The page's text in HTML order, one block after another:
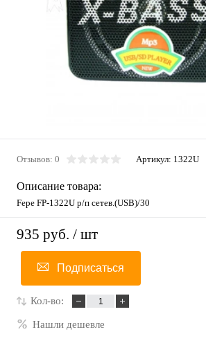
Отзывов: 0 Артикул: 1322U
Описание товара:
Fepe FP-1322U р/п сетев.(USB)/30
935 руб. / шт
Подписаться
Кол-во:
Нашли дешевле